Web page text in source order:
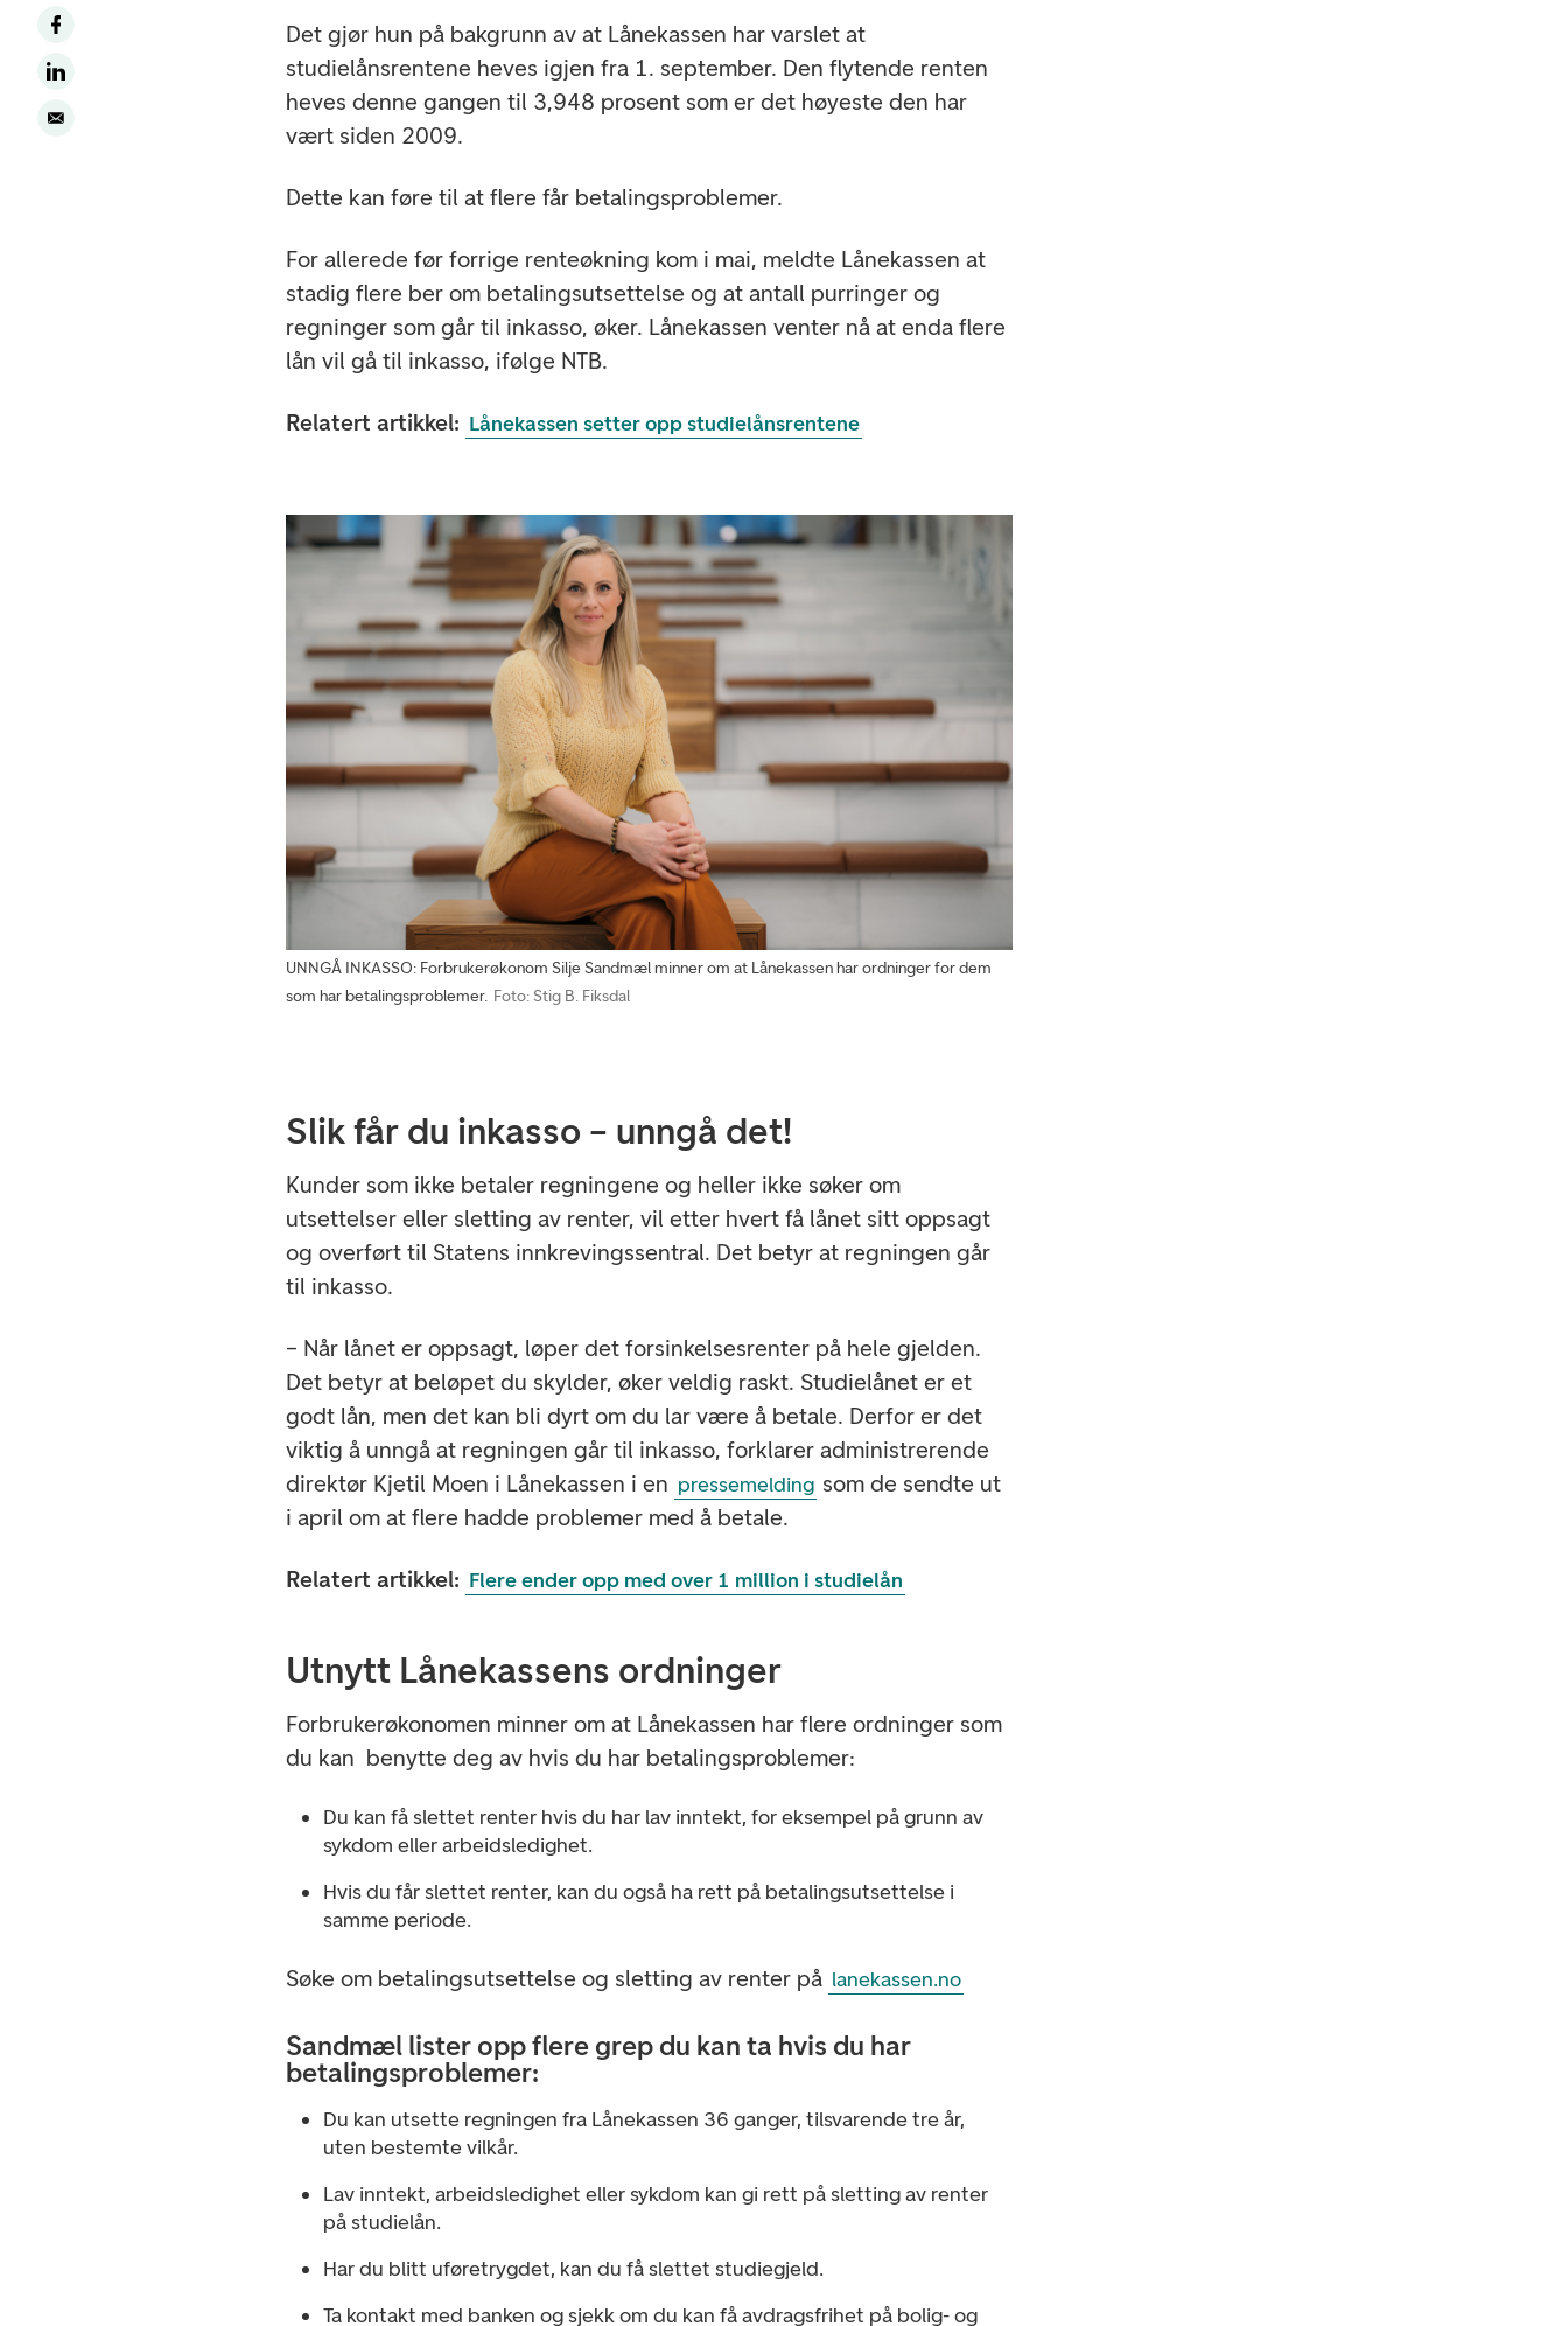
Det gjør hun på bakgrunn av at Lånekassen har varslet at
studielånsrentene heves igjen fra 1. september. Den flytende renten
heves denne gangen til 3,948 prosent som er det høyeste den har
vært siden 2009.
Dette kan føre til at flere får betalingsproblemer.
For allerede før forrige renteøkning kom i mai, meldte Lånekassen at
stadig flere ber om betalingsutsettelse og at antall purringer og
regninger som går til inkasso, øker. Lånekassen venter nå at enda flere
lån vil gå til inkasso, ifølge NTB.
Relatert artikkel: Lånekassen setter opp studielånsrentene
UNNGÅ INKASSO: Forbrukerøkonom Silje Sandmæl minner om at Lånekassen har ordninger for dem
som har betalingsproblemer. Foto: Stig B. Fiksdal
Slik får du inkasso – unngå det!
Kunder som ikke betaler regningene og heller ikke søker om
utsettelser eller sletting av renter, vil etter hvert få lånet sitt oppsagt
og overført til Statens innkrevingssentral. Det betyr at regningen går
til inkasso.
– Når lånet er oppsagt, løper det forsinkelsesrenter på hele gjelden.
Det betyr at beløpet du skylder, øker veldig raskt. Studielånet er et
godt lån, men det kan bli dyrt om du lar være å betale. Derfor er det
viktig å unngå at regningen går til inkasso, forklarer administrerende
direktør Kjetil Moen i Lånekassen i en pressemelding som de sendte ut
i april om at flere hadde problemer med å betale.
Relatert artikkel: Flere ender opp med over 1 million i studielån
Utnytt Lånekassens ordninger
Forbrukerøkonomen minner om at Lånekassen har flere ordninger som
du kan benytte deg av hvis du har betalingsproblemer:
Du kan få slettet renter hvis du har lav inntekt, for eksempel på grunn av
sykdom eller arbeidsledighet.
Hvis du får slettet renter, kan du også ha rett på betalingsutsettelse i
samme periode.
Søke om betalingsutsettelse og sletting av renter på lanekassen.no
Sandmæl lister opp flere grep du kan ta hvis du har
betalingsproblemer:
Du kan utsette regningen fra Lånekassen 36 ganger, tilsvarende tre år,
uten bestemte vilkår.
Lav inntekt, arbeidsledighet eller sykdom kan gi rett på sletting av renter
på studielån.
Har du blitt uføretrygdet, kan du få slettet studiegjeld.
Ta kontakt med banken og sjekk om du kan få avdragsfrihet på bolig- og